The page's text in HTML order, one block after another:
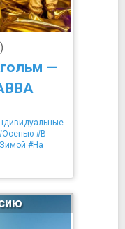
—
#В
#На